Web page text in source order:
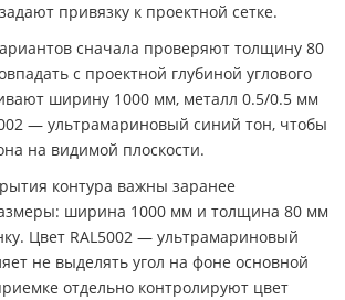
привязку к проектной сетке.
сначала проверяют толщину 80
с проектной глубиной углового
ширину 1000 мм, металл 0.5/0.5 мм
— ультрамариновый синий тон, чтобы
на видимой плоскости.
контура важны заранее
ширина 1000 мм и толщина 80 мм
Цвет RAL5002 — ультрамариновый
не выделять угол на фоне основной
отдельно контролируют цвет